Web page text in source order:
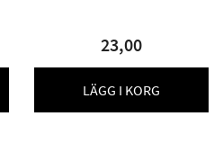
23,00
LÄGG I KORG